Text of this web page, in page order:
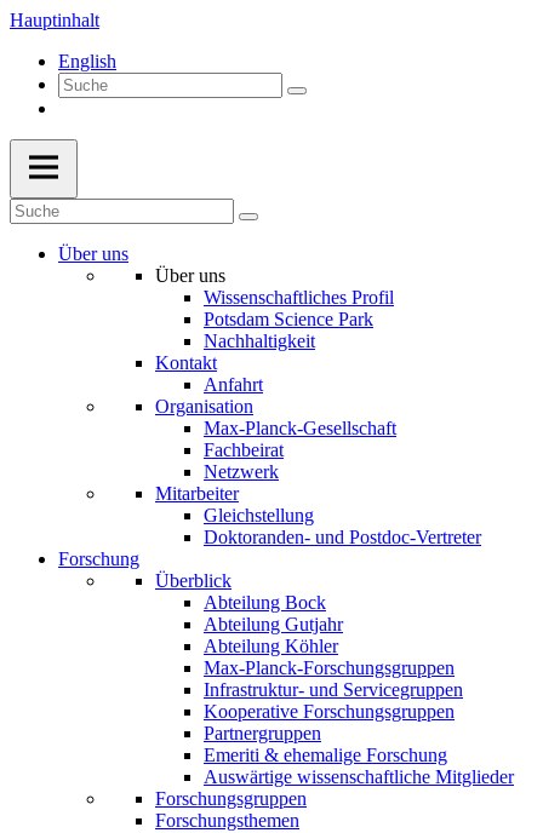
Hauptinhalt
English
Über uns
Über uns
Wissenschaftliches Profil
Potsdam Science Park
Nachhaltigkeit
Kontakt
Anfahrt
Organisation
Max-Planck-Gesellschaft
Fachbeirat
Netzwerk
Mitarbeiter
Gleichstellung
Doktoranden- und Postdoc-Vertreter
Forschung
Überblick
Abteilung Bock
Abteilung Gutjahr
Abteilung Köhler
Max-Planck-Forschungsgruppen
Infrastruktur- und Servicegruppen
Kooperative Forschungsgruppen
Partnergruppen
Emeriti & ehemalige Forschung
Auswärtige wissenschaftliche Mitglieder
Forschungsgruppen
Forschungsthemen